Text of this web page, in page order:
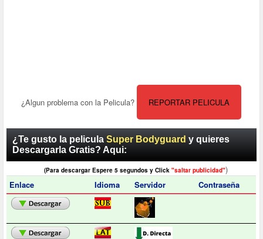
¿Algun problema con la Pelicula? REPORTAR PELICULA
¿Te gusto la peliculaSuper Bodyguard y quieres
Descargarla Gratis? Aqui:
(Para descargar Espere 5 segundos y Click "saltar publicidad")
Enlace
Idioma Servidor Contraseña